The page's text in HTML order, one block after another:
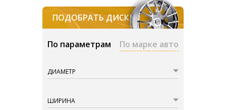
ПОДОБРАТЬ ДИСКИ
По параметрам По марке авто
ДИАМЕТР
ШИРИНА